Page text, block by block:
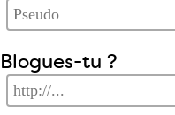
Blogues-tu ?